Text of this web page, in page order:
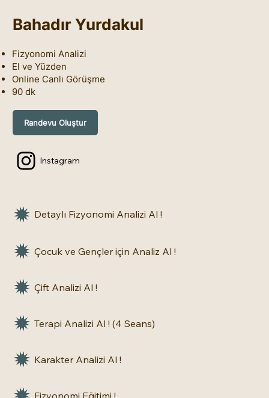
Bahadır Yurdakul
Fizyonomi Analizi
El ve Yüzden
Online Canlı Görüşme
90 dk
Randevu Oluştur
Instagram
Detaylı Fizyonomi Analizi Al !
Karakter Analizi Al !
Çocuk ve Gençler için Analiz Al !
Terapi Analizi Al ! (4 Seans)
Çift Analizi Al !
Fizyonomi Eğitimi !